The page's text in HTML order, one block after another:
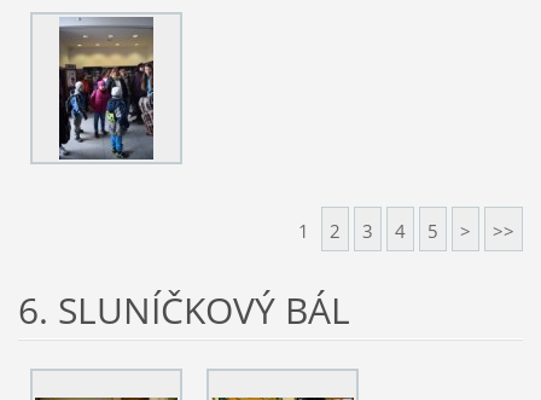
1 2 3 4 5 > >>
6. SLUNÍČKOVÝ BÁL